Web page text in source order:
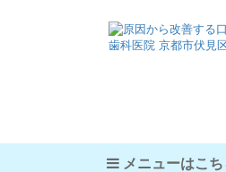
メニューはこ